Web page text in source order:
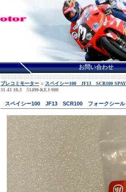
お問い合わせ
プレコミモーター :: スペイシー100 JF13 SCR100
31 43 10.3 51490-KEJ-900
スペイシー100 JF13 SCR100 フォークシー